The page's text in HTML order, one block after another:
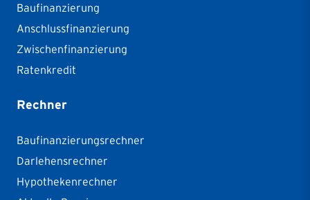
Baufinanzierung
Anschlussfinanzierung
Zwischenfinanzierung
Ratenkredit
Rechner
Baufinanzierungsrechner
Darlehensrechner
Hypothekenrechner